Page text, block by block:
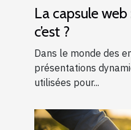
La capsule web
c’est ?
Dans le monde des
présentations
utilisées pour...